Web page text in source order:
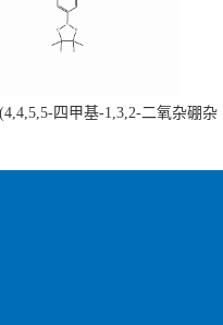
四甲基-1,3,2-二氧杂硼杂
6 自主生产，主营产品，价格优